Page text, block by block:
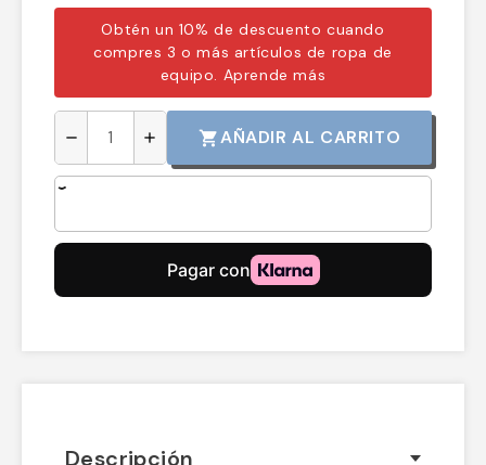
Obtén un 10% de descuento cuando
compres 3 o más artículos de ropa de
equipo.
Aprende más
shopping_cart AÑADIR AL CARRITO